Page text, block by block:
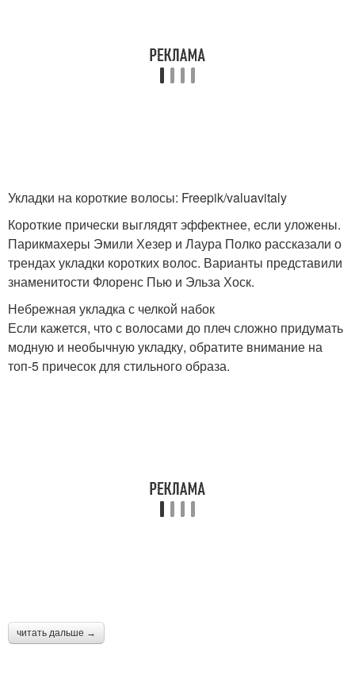
Укладки на короткие волосы: Freepik/valuavitaly
Короткие прически выглядят эффектнее, если уложены.
Парикмахеры Эмили Хезер и Лаура Полко рассказали о
трендах укладки коротких волос. Варианты представили
знаменитости Флоренс Пью и Эльза Хоск.
Небрежная укладка с челкой набок
Если кажется, что с волосами до плеч сложно придумать
модную и необычную укладку, обратите внимание на
топ-5 причесок для стильного образа.
читать дальше →